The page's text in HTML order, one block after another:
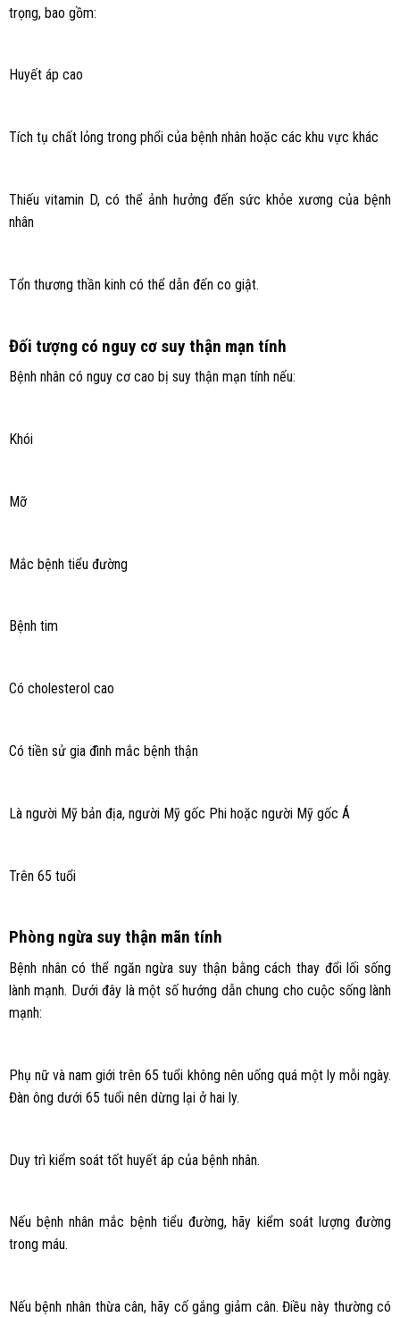
trọng, bao gồm:
Huyết áp cao
Tích tụ chất lỏng trong phổi của bệnh nhân hoặc các khu vực khác
Thiếu vitamin D, có thể ảnh hưởng đến sức khỏe xương của bệnh
nhân
Tổn thương thần kinh có thể dẫn đến co giật.
Đối tượng có nguy cơ suy thận mạn tính
Bệnh nhân có nguy cơ cao bị suy thận mạn tính nếu:
Khói
Mỡ
Mắc bệnh tiểu đường
Bệnh tim
Có cholesterol cao
Có tiền sử gia đình mắc bệnh thận
Là người Mỹ bản địa, người Mỹ gốc Phi hoặc người Mỹ gốc Á
Trên 65 tuổi
Phòng ngừa suy thận mãn tính
Bệnh nhân có thể ngăn ngừa suy thận bằng cách thay đổi lối sống
lành mạnh. Dưới đây là một số hướng dẫn chung cho cuộc sống lành
mạnh:
Phụ nữ và nam giới trên 65 tuổi không nên uống quá một ly mỗi ngày.
Đàn ông dưới 65 tuổi nên dừng lại ở hai ly.
Duy trì kiểm soát tốt huyết áp của bệnh nhân.
Nếu bệnh nhân mắc bệnh tiểu đường, hãy kiểm soát lượng đường
trong máu.
Nếu bệnh nhân thừa cân, hãy cố gắng giảm cân. Điều này thường có